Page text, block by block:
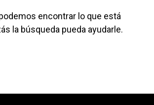
encontrar lo que está
la búsqueda pueda ayudarle.